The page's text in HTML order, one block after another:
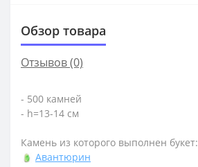
Обзор товара
Отзывов (0)
- 500 камней
- h=13-14 см
Камень из которого выполнен букет:
Авантюрин